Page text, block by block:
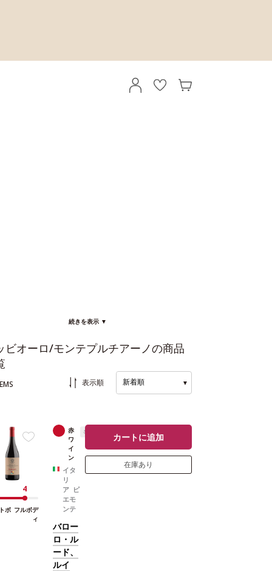
続きを表示 ▼
ビオーロ/モンテプルチアーノの商品
表示順 新着順 ▼
4
ボ フルボデ
ィ
赤
ワ
イ
ン
辛口
イタ
リ
ア ピ
エモ
ンテ
バロー
ロ・ル
ード、
ルイ
カートに追加
在庫あり